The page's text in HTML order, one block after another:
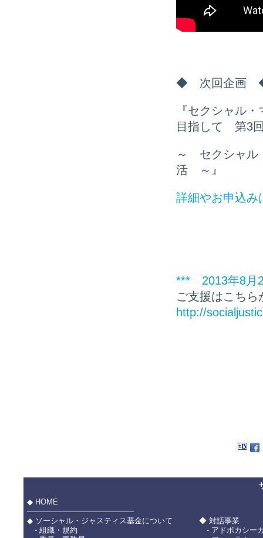
◆ 次回企画
『セクシャル
目指して 第3
～ セクシャル
活 ～』
詳細やお申込み
*** 2013年8月
ご支援はこち
http://
◆ HOME
――――――――――――――
◆ ソーシャル・ジャスティス基金について
- 組織・規約
◆ 対話事業
- アドボカシー